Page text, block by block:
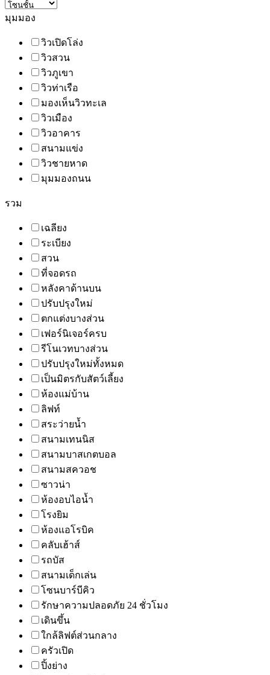
มุมมอง
วิวเปิดโล่ง
วิวสวน
วิวภูเขา
วิวท่าเรือ
มองเห็นวิวทะเล
วิวเมือง
วิวอาคาร
สนามแข่ง
วิวชายหาด
มุมมองถนน
รวม
เฉลียง
ระเบียง
สวน
ที่จอดรถ
หลังคาด้านบน
ปรับปรุงใหม่
ตกแต่งบางส่วน
เฟอร์นิเจอร์ครบ
รีโนเวทบางส่วน
ปรับปรุงใหม่ทั้งหมด
เป็นมิตรกับสัตว์เลี้ยง
ห้องแม่บ้าน
ลิฟท์
สระว่ายน้ำ
สนามเทนนิส
สนามบาสเกตบอล
สนามสควอช
ซาวน่า
ห้องอบไอน้ำ
โรงยิม
ห้องแอโรบิค
คลับเฮ้าส์
รถบัส
สนามเด็กเล่น
โซนบาร์บีคิว
รักษาความปลอดภัย 24 ชั่วโมง
เดินขึ้น
ใกล้ลิฟต์ส่วนกลาง
ครัวเปิด
ปิ้งย่าง